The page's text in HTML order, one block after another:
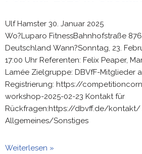
Ulf Hamster 30. Januar 2025
Wo?Luparo FitnessBahnhofstraße
Deutschland Wann?Sonntag, 23.
17:00 Uhr Referenten: Felix Peaper,
Lamée Zielgruppe: DBVfF-Mitglieder
Registrierung: https://
workshop-2025-02-23 Kontakt für
Rückfragen:https://dbvff.de/kontakt/
Allgemeines/Sonstiges
Weiterlesen »